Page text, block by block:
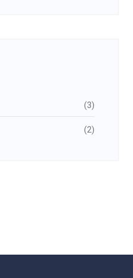
(3)
(2)